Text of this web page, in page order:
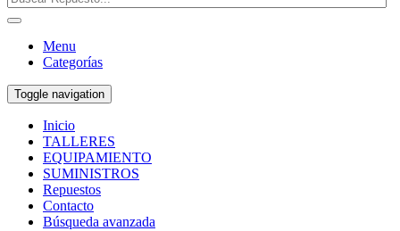
Menu
Categorías
Toggle navigation
Inicio
TALLERES
EQUIPAMIENTO
SUMINISTROS
Repuestos
Contacto
Búsqueda avanzada